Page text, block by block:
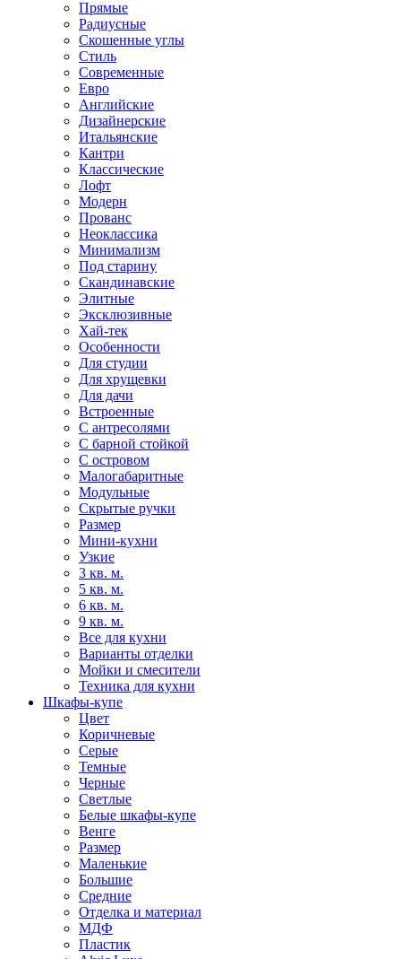
Прямые
Радиусные
Скошенные углы
Стиль
Современные
Евро
Английские
Дизайнерские
Итальянские
Кантри
Классические
Лофт
Модерн
Прованс
Неоклассика
Минимализм
Под старину
Скандинавские
Элитные
Эксклюзивные
Хай-тек
Особенности
Для студии
Для хрущевки
Для дачи
Встроенные
С антресолями
С барной стойкой
С островом
Малогабаритные
Модульные
Скрытые ручки
Размер
Мини-кухни
Узкие
3 кв. м.
5 кв. м.
6 кв. м.
9 кв. м.
Все для кухни
Варианты отделки
Мойки и смесители
Техника для кухни
Шкафы-купе
Цвет
Коричневые
Серые
Темные
Черные
Светлые
Белые шкафы-купе
Венге
Размер
Маленькие
Большие
Средние
Отделка и материал
МДФ
Пластик